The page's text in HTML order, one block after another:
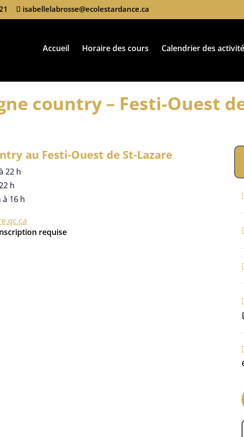
isabellelabrosse@ecolestardance.ca
Accueil Horaire des cours Calendrier des
country – Festi-Ouest
au Festi-Ouest de St-Lazare
22 h
h
à 16 h
requise